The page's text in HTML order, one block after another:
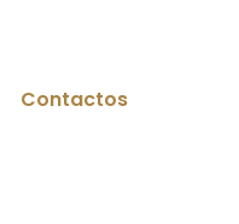
Contactos